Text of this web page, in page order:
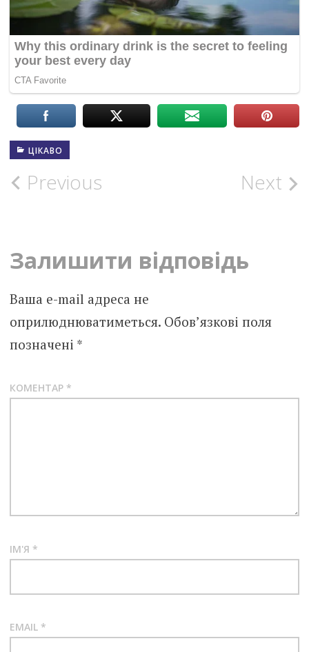
ЦІКАВО
Post
Previous Next
Залишити відповідь
Ваша e-mail адреса не
оприлюднюватиметься. Обов’язкові поля
позначені *
КОМЕНТАР *
ІМ'Я *
EMAIL *